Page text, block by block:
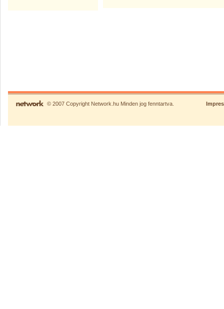
© 2007 Copyright Network.hu Minden jog fenntartva.